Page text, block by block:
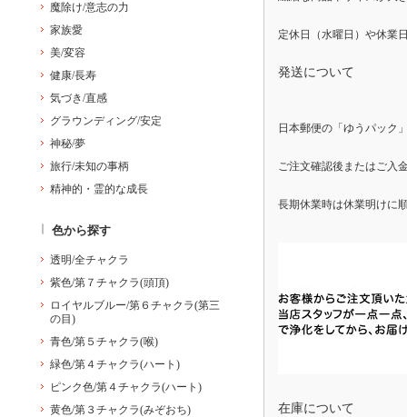
発送について
日本郵便の「ゆうパック
ご注文確認後またはご入
長期休業時は休業明けに
在庫について
魔除け/意志の力
家族愛
美/変容
健康/長寿
気づき/直感
グラウンディング/安定
神秘/夢
旅行/未知の事柄
精神的・霊的な成長
色から探す
透明/全チャクラ
紫色/第７チャクラ(頭頂)
ロイヤルブルー/第６チャクラ(第三
の目)
青色/第５チャクラ(喉)
緑色/第４チャクラ(ハート)
ピンク色/第４チャクラ(ハート)
黄色/第３チャクラ(みぞおち)